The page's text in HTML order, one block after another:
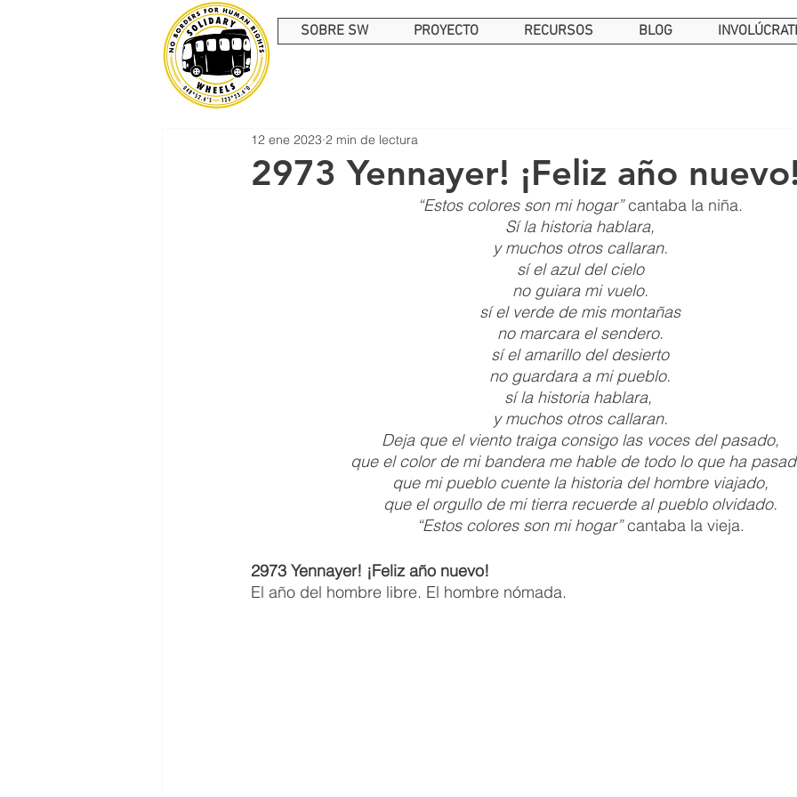
SOBRE SW PROYECTO RECURSOS BLOG
2973 Yennayer! ¡Feliz año
12 ene 2023 2 min de lectura
“Estos colores son mi hogar” cantaba la niña.
Sí la historia hablara,
y muchos otros callaran.
sí el azul del cielo
no guiara mi vuelo.
sí el verde de mis montañas
no marcara el sendero.
sí el amarillo del desierto
no guardara a mi pueblo.
sí la historia hablara,
y muchos otros callaran.
Deja que el viento traiga consigo las voces del pasado,
que el color de mi bandera me hable de todo lo que ha
que mi pueblo cuente la historia del hombre viajado,
que el orgullo de mi tierra recuerde al pueblo olvidado.
“Estos colores son mi hogar” cantaba la vieja.
2973 Yennayer! ¡Feliz año nuevo!
El año del hombre libre. El hombre nómada.